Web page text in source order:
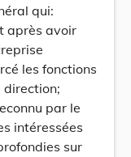
qui:
après avoir
les fonctions
direction;
par le
intéressées
sur